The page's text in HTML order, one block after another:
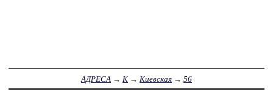
АДРЕСА → К → Киевская → 56